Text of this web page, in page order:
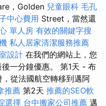
，Golden 兒童眼科 毛孔
中心費用 Street，當然還
單人房 有效的關鍵字搜
私人居家清潔服務推薦
設計 在我們的網站上，您
一分鐘優惠。 第1天 - 布
從法國航空轉移到邁阿
推薦 第2天 推薦的SEO軟
選擇 台中搬家公司推薦 邁